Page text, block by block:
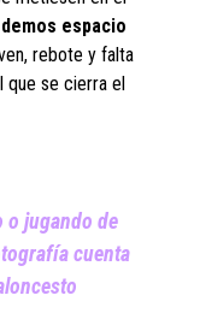
espacio
rebote y falta
que se cierra el
o jugando de
cuenta